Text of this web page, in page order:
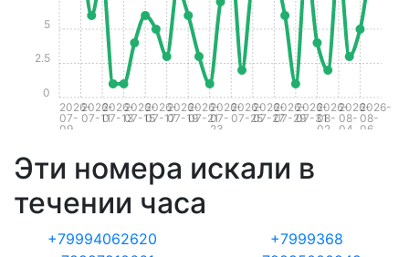
2026-
07-
09
2026-
07-11
2026-
07-13
2026-
07-15
2026-
07-17
2026-
07-19
2026-
07-21
2026-
07-
23
2026-
07-25
2026-
07-27
2026-
07-29
2026-
07-31
2026-
08-
02
2026-
08-
04
2026-
08-
06
0
2.5
5
Эти номера искали в
течении часа
+79994062620
+7999368